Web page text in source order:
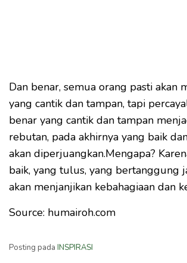
Dan benar, semua orang pasti akan
yang cantik dan tampan, tapi
benar yang cantik dan tampan
rebutan, pada akhirnya yang baik
akan diperjuangkan.Mengapa?
baik, yang tulus, yang bertanggung
akan menjanjikan kebahagiaan dan
Source: humairoh.com
Posting pada INSPIRASI